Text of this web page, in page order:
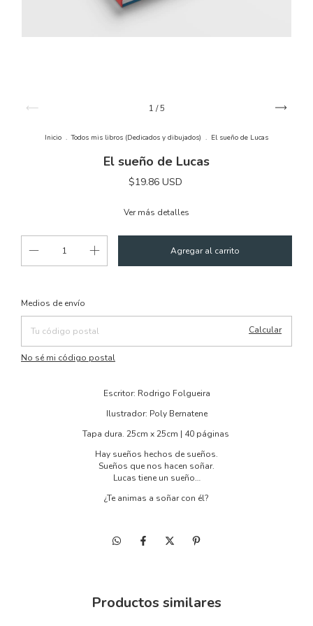
1 /5
Inicio . Todos mis libros (Dedicados y dibujados) . El sueño de Lucas
El sueño de Lucas
$19.86 USD
Ver más detalles
Entregas para el CP:
Medios de envío
Calcular
No sé mi código postal
Escritor: Rodrigo Folgueira
Ilustrador: Poly Bernatene
Tapa dura. 25cm x 25cm | 40 páginas
Hay sueños hechos de sueños.
Sueños que nos hacen soñar.
Lucas tiene un sueño…
¿Te animas a soñar con él?
Productos similares